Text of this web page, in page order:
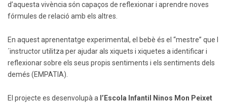
d’aquesta vivència són capaços de reflexionar i aprendre noves
fórmules de relació amb els altres.
En aquest aprenentatge experimental, el bebè és el “mestre” que l
´instructor utilitza per ajudar als xiquets i xiquetes a identificar i
reflexionar sobre els seus propis sentiments i els sentiments dels
demés (EMPATIA).
El projecte es desenvolupà a l’Escola Infantil Ninos Mon Peixet